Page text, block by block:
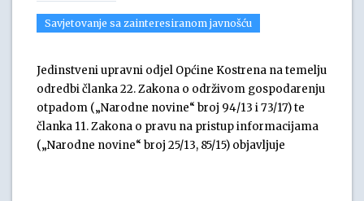
Savjetovanje sa zainteresiranom javnošću
Jedinstveni upravni odjel Općine Kostrena na temelju
odredbi članka 22. Zakona o održivom gospodarenju
otpadom („Narodne novine“ broj 94/13 i 73/17) te
članka 11. Zakona o pravu na pristup informacijama
(„Narodne novine“ broj 25/13, 85/15) objavljuje